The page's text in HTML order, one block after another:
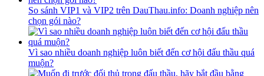
So sánh VIP1 và VIP2 trên DauThau.info: Doanh nghiệp nên
chọn gói nào?
Vì sao nhiều doanh nghiệp luôn biết đến cơ hội đấu thầu quá
muộn?